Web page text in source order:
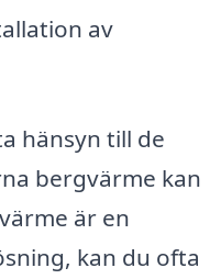
av
hänsyn till de
bergvärme kan
är en
kan du ofta